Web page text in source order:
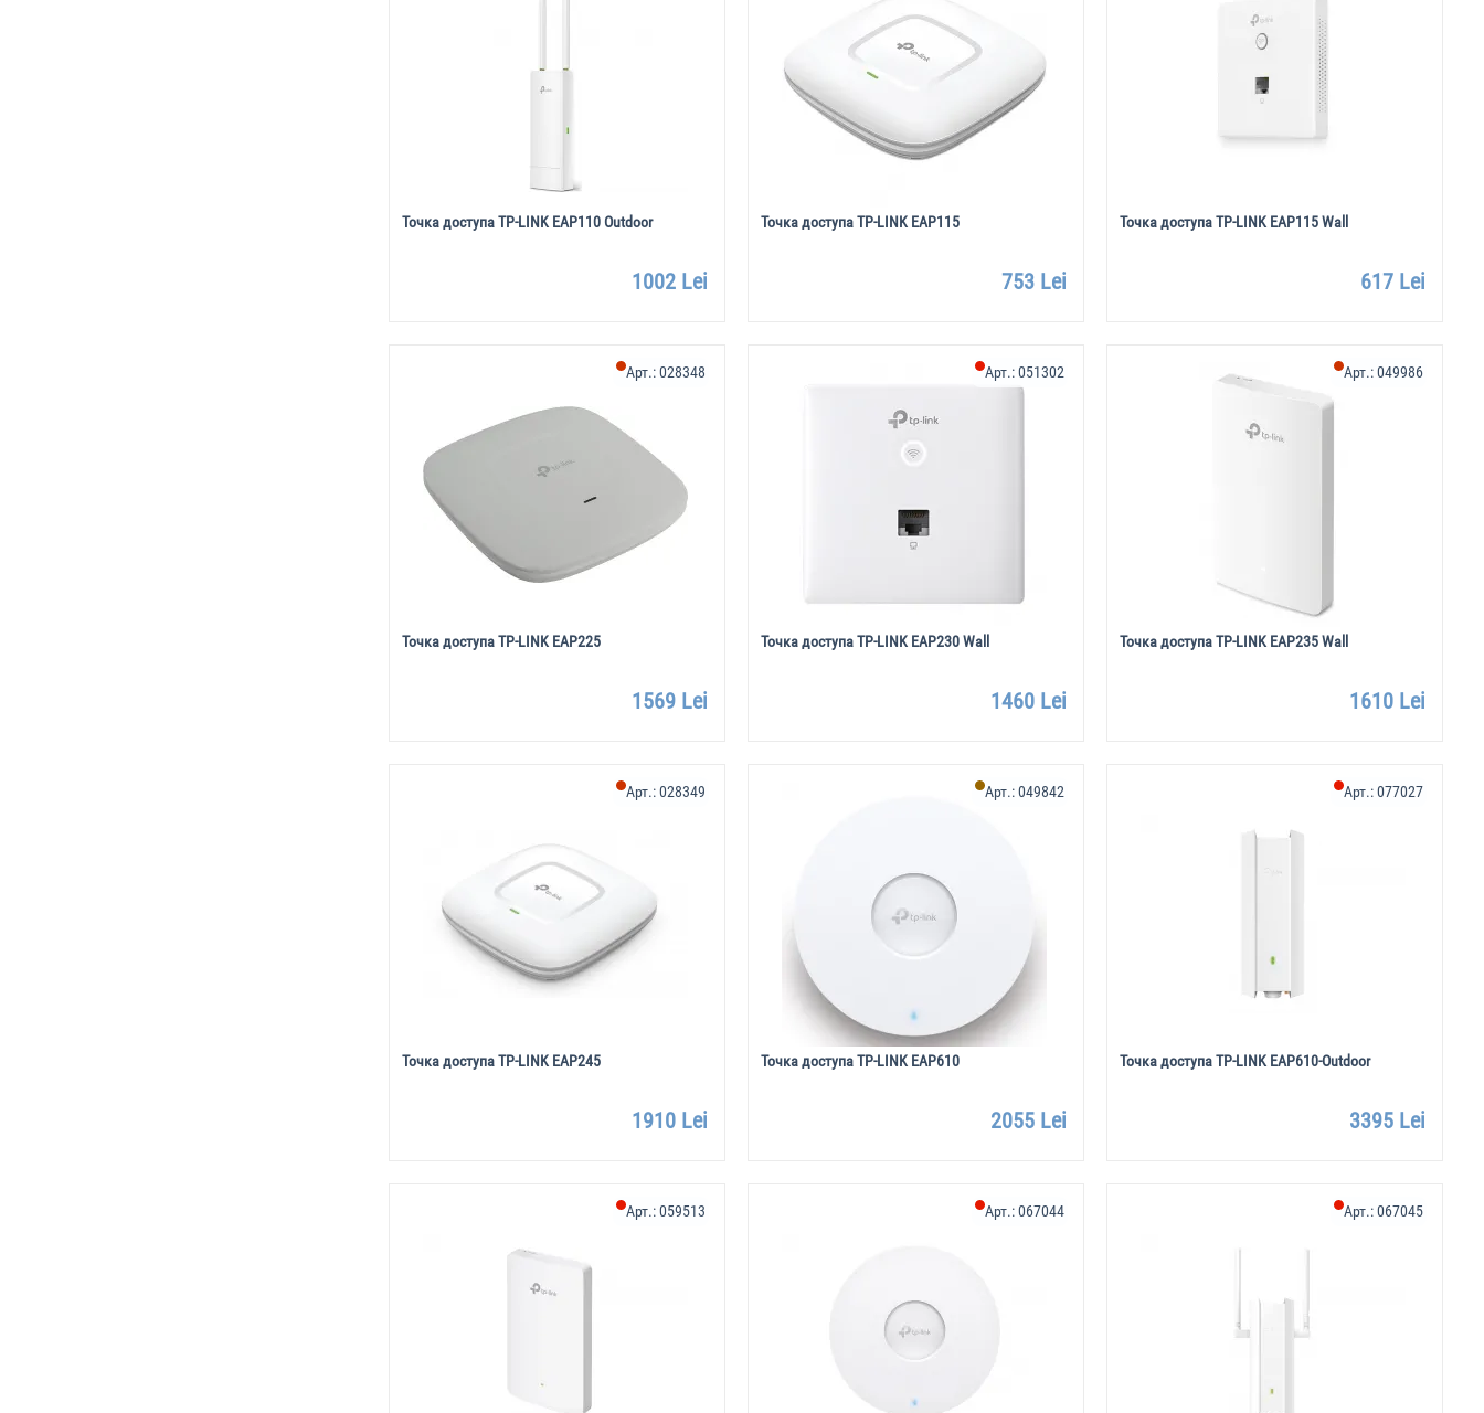
Точка доступа TP-LINK EAP110 Outdoor
1002 Lei
Точка доступа TP-LINK EAP115
753 Lei
Точка доступа TP-LINK EAP115 Wall
617 Lei
Точка доступа TP-LINK EAP225
Арт.:028348
1569 Lei
Точка доступа TP-LINK EAP230 Wall
Арт.:051302
1460 Lei
Точка доступа TP-LINK EAP235 Wall
Арт.:049986
1610 Lei
Точка доступа TP-LINK EAP245
Арт.:028349
1910 Lei
Точка доступа TP-LINK EAP610
Арт.:049842
2055 Lei
Точка доступа TP-LINK EAP610-Outdoor
Арт.:077027
3395 Lei
Арт.:059513 Арт.:067044 Арт.:067045